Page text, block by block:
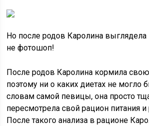
Но после родов Каролина выглядела
не фотошоп!
После родов Каролина кормила
поэтому ни о каких диетах не могло
словам самой певицы, она просто
пересмотрела свой рацион питания и
После такого анализа в рационе